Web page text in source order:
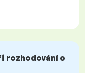
rozhodování o